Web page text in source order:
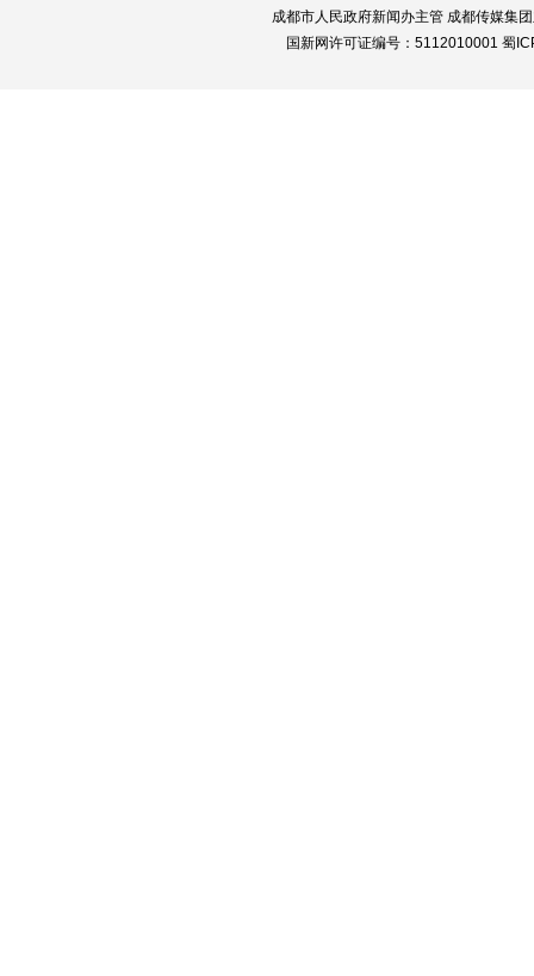
成都市人民政府新闻办主管 成都传媒集
国新网许可证编号：5112010001 蜀